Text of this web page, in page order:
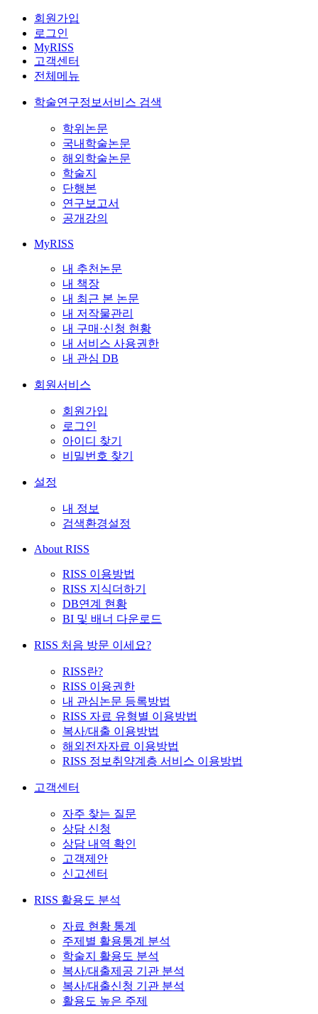
회원가입
로그인
MyRISS
고객센터
전체메뉴
학술연구정보서비스 검색
학위논문
국내학술논문
해외학술논문
학술지
단행본
연구보고서
공개강의
MyRISS
내 추천논문
내 책장
내 최근 본 논문
내 저작물관리
내 구매·신청 현황
내 서비스 사용권한
내 관심 DB
회원서비스
회원가입
로그인
아이디 찾기
비밀번호 찾기
설정
내 정보
검색환경설정
About RISS
RISS 이용방법
RISS 지식더하기
DB연계 현황
BI 및 배너 다운로드
RISS 처음 방문 이세요?
RISS란?
RISS 이용권한
내 관심논문 등록방법
RISS 자료 유형별 이용방법
복사/대출 이용방법
해외전자자료 이용방법
RISS 정보취약계층 서비스 이용방법
고객센터
자주 찾는 질문
상담 신청
상담 내역 확인
고객제안
신고센터
RISS 활용도 분석
자료 현황 통계
주제별 활용통계 분석
학술지 활용도 분석
복사/대출제공 기관 분석
복사/대출신청 기관 분석
활용도 높은 주제